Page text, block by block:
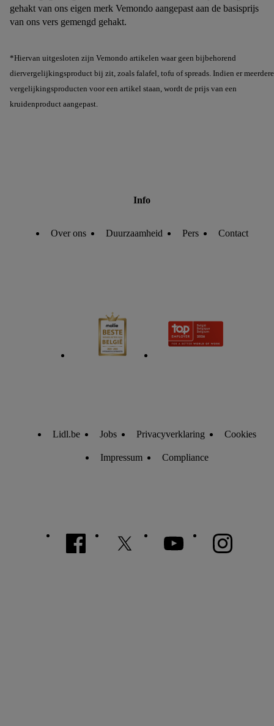
gehakt van ons eigen merk Vemondo aangepast aan de basisprijs
van ons vers gemengd gehakt.
*Hiervan uitgesloten zijn Vemondo artikelen waar geen bijbehorend
diervergelijkingsproduct bij zit, zoals falafel, tofu of spreads. Indien er meerdere
vergelijkingsproducten voor een artikel staan, wordt de prijs van een
kruidenproduct aangepast.
Info
Over ons Duurzaamheid Pers Contact
Lidl.be Jobs Privacyverklaring Cookies
Impressum Compliance